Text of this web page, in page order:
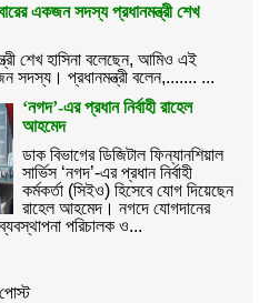
একজন সদস্য প্রধানমন্ত্রী শেখ
শেখ হাসিনা বলেছেন, আমিও এই
সদস্য। প্রধানমন্ত্রী বলেন,....... ...
‘নগদ’-এর প্রধান নির্বাহী রাহেল
আহমেদ
ডাক বিভাগের ডিজিটাল ফিন্যানশিয়াল
সার্ভিস ‘নগদ’-এর প্রধান নির্বাহী
কর্মকর্তা (সিইও) হিসেবে যোগ দিয়েছেন
রাহেল আহমেদ। নগদে যোগদানের
পরিচালক ও...